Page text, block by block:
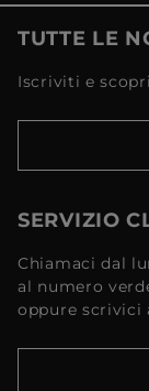
TUTTE LE
Iscriviti e
SERVIZIO
Chiamaci dal
al numero
oppure scrivici